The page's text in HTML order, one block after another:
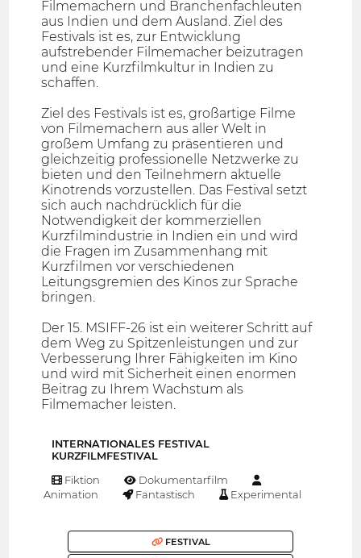
Filmemachern und Branchenfachleuten
aus Indien und dem Ausland. Ziel des
Festivals ist es, zur Entwicklung
aufstrebender Filmemacher beizutragen
und eine Kurzfilmkultur in Indien zu
schaffen.
Ziel des Festivals ist es, großartige Filme
von Filmemachern aus aller Welt in
großem Umfang zu präsentieren und
gleichzeitig professionelle Netzwerke zu
bieten und den Teilnehmern aktuelle
Kinotrends vorzustellen. Das Festival setzt
sich auch nachdrücklich für die
Notwendigkeit der kommerziellen
Kurzfilmindustrie in Indien ein und wird
die Fragen im Zusammenhang mit
Kurzfilmen vor verschiedenen
Leitungsgremien des Kinos zur Sprache
bringen.
Der 15. MSIFF-26 ist ein weiterer Schritt auf
dem Weg zu Spitzenleistungen und zur
Verbesserung Ihrer Fähigkeiten im Kino
und wird mit Sicherheit einen enormen
Beitrag zu Ihrem Wachstum als
Filmemacher leisten.
INTERNATIONALES FESTIVAL
KURZFILMFESTIVAL
Fiktion
Dokumentarfilm
Animation
Fantastisch Experimental
FESTIVAL